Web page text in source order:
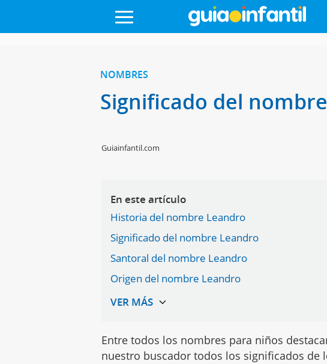
NOMBRES
Significado del
Guiainfantil.com
En este artículo
Historia del nombre Leandro
Significado del nombre Leandro
Santoral del nombre Leandro
Origen del nombre Leandro
Entre todos los nombres para niños
nuestro buscador todos los significados de